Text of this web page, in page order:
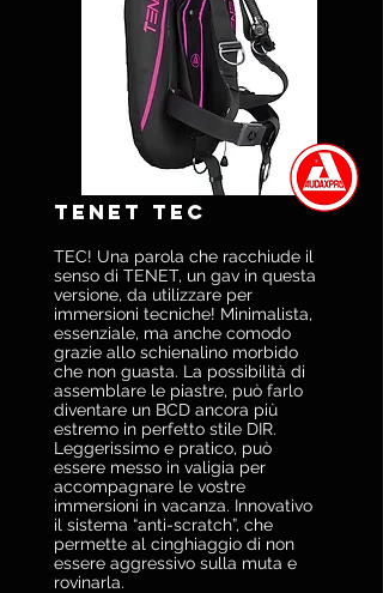
TENET TEC
TEC! Una parola che racchiude il
senso di TENET, un gav in questa
versione, da utilizzare per
immersioni tecniche! Minimalista,
essenziale, ma anche comodo
grazie allo schienalino morbido
che non guasta. La possibilità di
assemblare le piastre, può farlo
diventare un BCD ancora più
estremo in perfetto stile DIR.
Leggerissimo e pratico, può
essere messo in valigia per
accompagnare le vostre
immersioni in vacanza. Innovativo
il sistema “anti-scratch”, che
permette al cinghiaggio di non
essere aggressivo sulla muta e
rovinarla.